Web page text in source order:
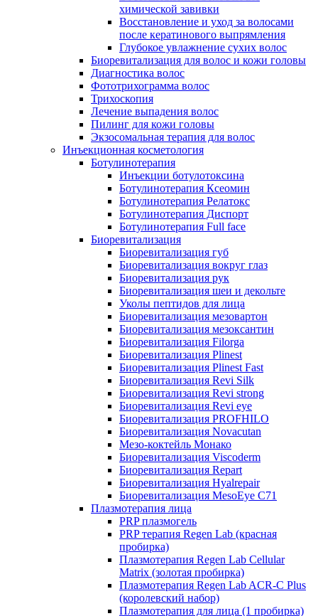
химической завивки
Восстановление и уход за волосами
после кератинового выпрямления
Глубокое увлажнение сухих волос
Биоревитализация для волос и кожи головы
Диагностика волос
Фототрихограмма волос
Трихоскопия
Лечение выпадения волос
Пилинг для кожи головы
Экзосомальная терапия для волос
Инъекционная косметология
Ботулинотерапия
Инъекции ботулотоксина
Ботулинотерапия Ксеомин
Ботулинотерапия Релатокс
Ботулинотерапия Диспорт
Ботулинотерапия Full face
Биоревитализация
Биоревитализация губ
Биоревитализация вокруг глаз
Биоревитализация рук
Биоревитализация шеи и декольте
Уколы пептидов для лица
Биоревитализация мезовартон
Биоревитализация мезоксантин
Биоревитализация Filorga
Биоревитализация Plinest
Биоревитализация Plinest Fast
Биоревитализация Revi Silk
Биоревитализация Revi strong
Биоревитализация Revi eye
Биоревитализация PROFHILO
Биоревитализация Novacutan
Мезо-коктейль Монако
Биоревитализация Viscoderm
Биоревитализация Repart
Биоревитализация Hyalrepair
Биоревитализация MesoEye C71
Плазмотерапия лица
PRP плазмогель
PRP терапия Regen Lab (красная
пробирка)
Плазмотерапия Regen Lab Cellular
Matrix (золотая пробирка)
Плазмотерапия Regen Lab ACR-C Plus
(королевский набор)
Плазмотерапия для лица (1 пробирка)